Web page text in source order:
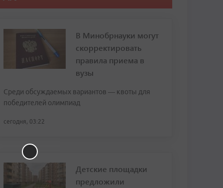
В Минобрнауки могут
скорректировать
правила приема в
вузы
Среди обсуждаемых вариантов — квоты для
победителей олимпиад
сегодня, 03:22
Детские площадки
предложили